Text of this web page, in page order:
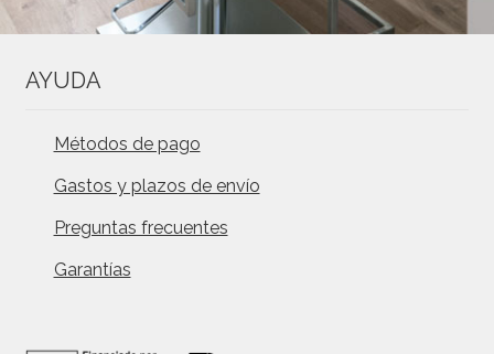
AYUDA
Métodos de pago
Gastos y plazos de envío
Preguntas frecuentes
Garantías